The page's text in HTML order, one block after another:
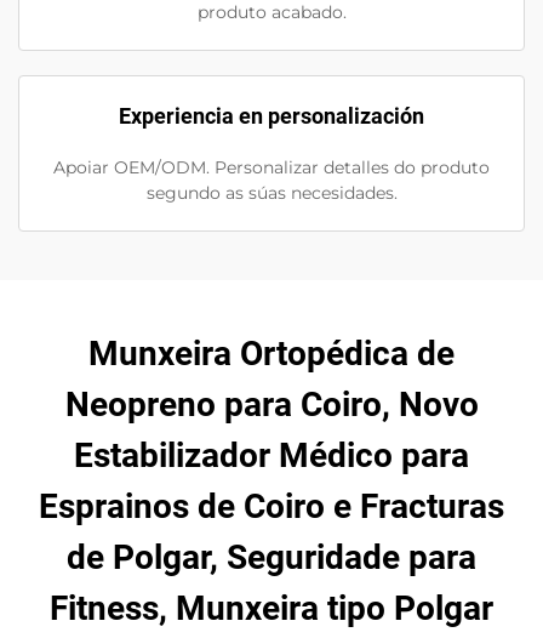
produto acabado.
Experiencia en personalización
Apoiar OEM/ODM. Personalizar detalles do produto
segundo as súas necesidades.
Munxeira Ortopédica de
Neopreno para Coiro, Novo
Estabilizador Médico para
Esprainos de Coiro e Fracturas
de Polgar, Seguridade para
Fitness, Munxeira tipo Polgar